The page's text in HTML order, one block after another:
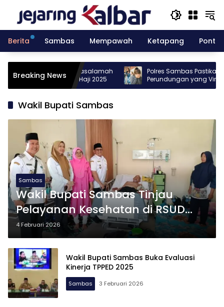
konten
Berita
Sambas Mempawah Ketapang
Breaking News
Khalid Basalamah
Korupsi Kuota Haji 2025
Polres Sambas Pastikan Kasus
Perundungan yang Viral Sudah
Ditangani
Wakil Bupati Sambas
Sambas
Wakil Bupati Sambas Tinjau
Pelayanan Kesehatan di RSUD
Teluk Keramat
4 Februari 2026
Wakil Bupati Sambas Buka Evaluasi
Kinerja TPPED 2025
Sambas 3 Februari 2026